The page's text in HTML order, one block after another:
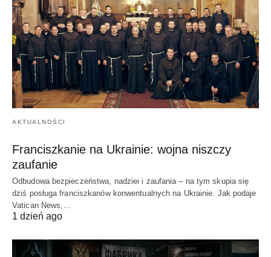
AKTUALNOŚCI
Franciszkanie na Ukrainie: wojna niszczy
zaufanie
Odbudowa bezpieczeństwa, nadziei i zaufania – na tym skupia się
dziś posługa franciszkanów konwentualnych na Ukrainie. Jak podaje
Vatican News,…
1 dzień ago